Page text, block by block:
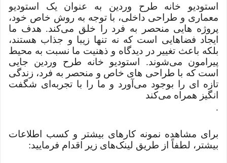
استودیو خانه طرح وردین به عنوان یک استودیو
معماری و طراحی داخلی، با توجه به روش خاص خود،
پروژه هایی منحصر به فرد را خلق می‌کند. هدف ما
ایجاد فضاهایی است که نه تنها زیبا و جذاب هستند،
بلکه باعث تغییر در دیدگاه و ذهنیت ما نسبت به محیط
پیرامون می‌شوند. استودیو خانه طرح وردین جایی
است که با طراحی های خاص و منحصر به فرد، زندگی
تازه ای را بوجود می‌آورد و ما را با تجربه‌ای شگفت
انگیز همراه می‌کند
.
برای مشاهده نمونه کارهای بیشتر و کسب اطلاعات
بیشتر، لطفاً از طریق لینک‌های زیر اقدام فرمایید: